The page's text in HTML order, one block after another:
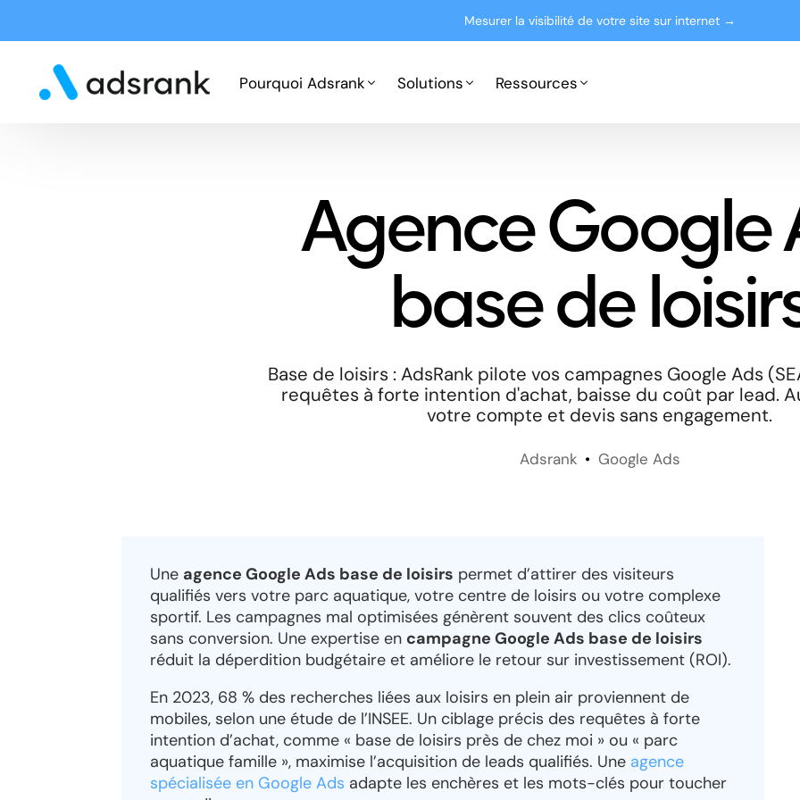
Mesurer la visibilité de votre site sur internet →
Pourquoi Adsrank
Expertises
Cas clients
Solutions
Microsoft Advertising
Ressources
Presse
Le blog
Agence Google
base de
Base de loisirs : AdsRank pilote vos campagnes Google Ads
requêtes à forte intention d'achat, baisse du coût par lead.
votre compte et devis sans engagement.
Adsrank Google Ads
Une agence Google Ads base de loisirs permet d’attirer des visiteurs
qualifiés vers votre parc aquatique, votre centre de loisirs ou votre complexe
sportif. Les campagnes mal optimisées génèrent souvent des clics coûteux
sans conversion. Une expertise en campagne Google Ads base de loisirs
réduit la déperdition budgétaire et améliore le retour sur investissement (ROI).
En 2023, 68 % des recherches liées aux loisirs en plein air proviennent de
mobiles, selon une étude de l’INSEE. Un ciblage précis des requêtes à forte
intention d’achat, comme « base de loisirs près de chez moi » ou « parc
aquatique famille », maximise l’acquisition de leads qualifiés. Une agence
spécialisée en Google Ads adapte les enchères et les mots-clés pour toucher